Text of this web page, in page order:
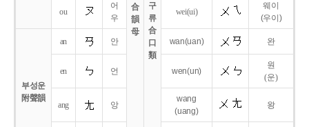
合
韻
母
구
류
合
口
類
ou
어
우
wei(ui)
웨이
(우이)
부성운
附聲韻
an 안 wan(uan) 완
en 언 wen(un)
원
(운)
ang 앙
wang
(uang)
왕